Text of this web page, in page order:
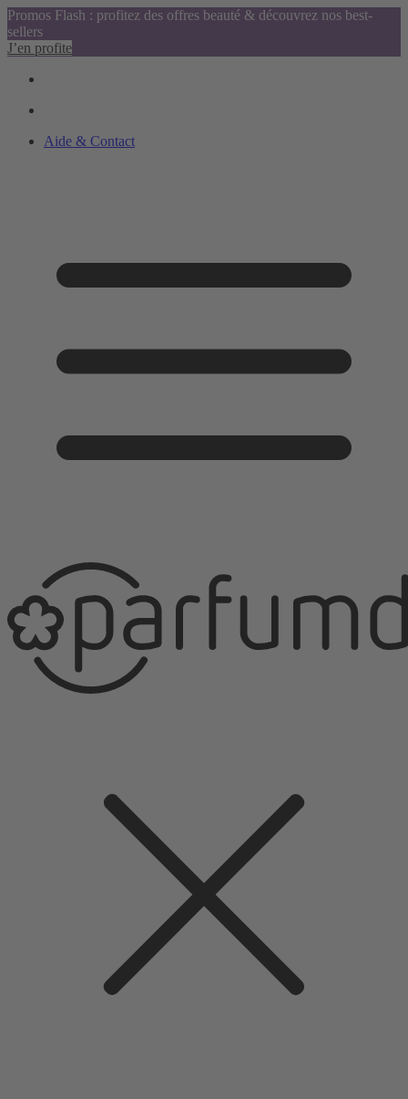
Promos Flash : profitez des offres beauté & découvrez nos best-
sellers
J’en profite
Aide & Contact